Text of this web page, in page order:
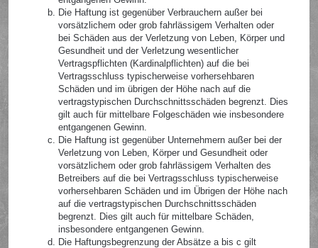
Die Haftung ist gegenüber Verbrauchern außer bei
vorsätzlichem oder grob fahrlässigem Verhalten oder
bei Schäden aus der Verletzung von Leben, Körper und
Gesundheit und der Verletzung wesentlicher
Vertragspflichten (Kardinalpflichten) auf die bei
Vertragsschluss typischerweise vorhersehbaren
Schäden und im übrigen der Höhe nach auf die
vertragstypischen Durchschnittsschäden begrenzt. Dies
gilt auch für mittelbare Folgeschäden wie insbesondere
entgangenen Gewinn.
Die Haftung ist gegenüber Unternehmern außer bei der
Verletzung von Leben, Körper und Gesundheit oder
vorsätzlichem oder grob fahrlässigem Verhalten des
Betreibers auf die bei Vertragsschluss typischerweise
vorhersehbaren Schäden und im Übrigen der Höhe nach
auf die vertragstypischen Durchschnittsschäden
begrenzt. Dies gilt auch für mittelbare Schäden,
insbesondere entgangenen Gewinn.
Die Haftungsbegrenzung der Absätze a bis c gilt